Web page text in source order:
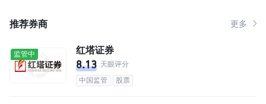
推荐券商 更多
监管中 红塔证券
8.13 天眼评分
中国监管
股票